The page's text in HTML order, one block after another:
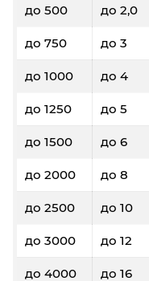
до 500 до 2,0
до 750 до 3
до 1000 до 4
до 1250 до 5
до 1500 до 6
до 2000 до 8
до 2500 до 10
до 3000 до 12
до 4000 до 16